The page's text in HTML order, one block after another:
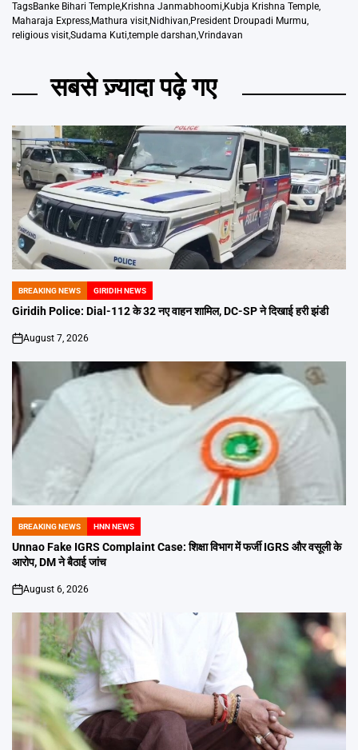
TagsBanke Bihari Temple,Krishna Janmabhoomi,Kubja Krishna Temple,
Maharaja Express,Mathura visit,Nidhivan,President Droupadi Murmu,
religious visit,Sudama Kuti,temple darshan,Vrindavan
सबसे ज़्यादा पढ़े गए
POSTED
IN
BREAKING NEWS GIRIDIH NEWS
Giridih Police: Dial-112 के 32 नए वाहन शामिल, DC-SP ने दिखाई हरी झंडी
on
August 7, 2026
POSTED
IN
BREAKING NEWS HNN NEWS
Unnao Fake IGRS Complaint Case: शिक्षा विभाग में फर्जी IGRS और वसूली के
आरोप, DM ने बैठाई जांच
on
August 6, 2026